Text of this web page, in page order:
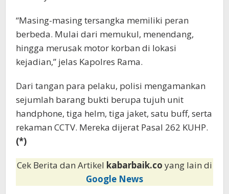
“Masing-masing tersangka memiliki peran
berbeda. Mulai dari memukul, menendang,
hingga merusak motor korban di lokasi
kejadian,” jelas Kapolres Rama.
Dari tangan para pelaku, polisi mengamankan
sejumlah barang bukti berupa tujuh unit
handphone, tiga helm, tiga jaket, satu buff, serta
rekaman CCTV. Mereka dijerat Pasal 262 KUHP.
(*)
Cek Berita dan Artikel kabarbaik.co yang lain di
Google News